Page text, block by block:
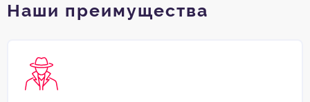
Наши преимущества